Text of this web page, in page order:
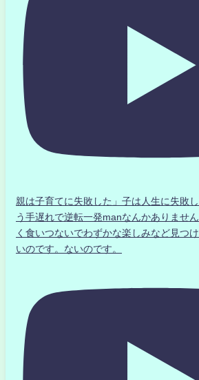
親は子育てに失敗した」子は人生に失敗
う手遅れで逆転一発manなんかありませ
く食いつないでわずかな楽しみなど見つ
いのです。ないのです。